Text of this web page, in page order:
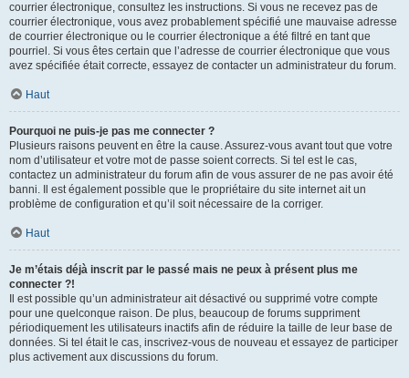
courrier électronique, consultez les instructions. Si vous ne recevez pas de
courrier électronique, vous avez probablement spécifié une mauvaise adresse
de courrier électronique ou le courrier électronique a été filtré en tant que
pourriel. Si vous êtes certain que l’adresse de courrier électronique que vous
avez spécifiée était correcte, essayez de contacter un administrateur du forum.
Haut
Pourquoi ne puis-je pas me connecter ?
Plusieurs raisons peuvent en être la cause. Assurez-vous avant tout que votre
nom d’utilisateur et votre mot de passe soient corrects. Si tel est le cas,
contactez un administrateur du forum afin de vous assurer de ne pas avoir été
banni. Il est également possible que le propriétaire du site internet ait un
problème de configuration et qu’il soit nécessaire de la corriger.
Haut
Je m’étais déjà inscrit par le passé mais ne peux à présent plus me
connecter ?!
Il est possible qu’un administrateur ait désactivé ou supprimé votre compte
pour une quelconque raison. De plus, beaucoup de forums suppriment
périodiquement les utilisateurs inactifs afin de réduire la taille de leur base de
données. Si tel était le cas, inscrivez-vous de nouveau et essayez de participer
plus activement aux discussions du forum.